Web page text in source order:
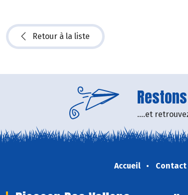
Retour à la liste
....et
Accueil Contact